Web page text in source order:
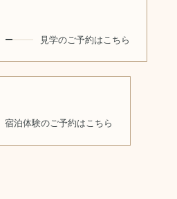
見学のご予約はこちら
宿泊体験のご予約はこちら